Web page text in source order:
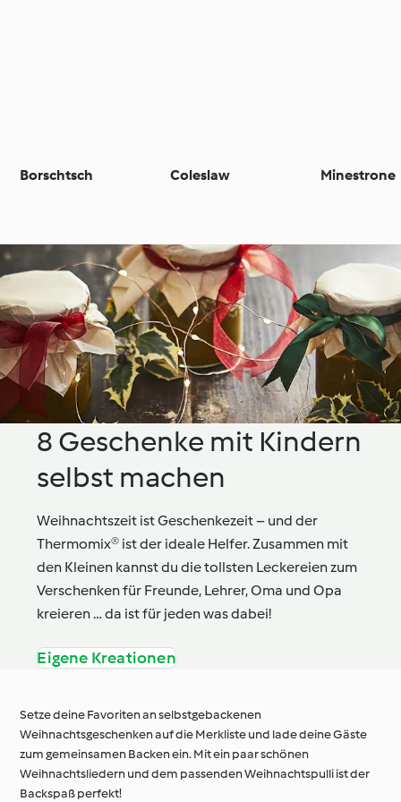
Borschtsch Coleslaw Minestrone
8 Geschenke mit Kindern
selbst machen
Weihnachtszeit ist Geschenkezeit – und der
Thermomix® ist der ideale Helfer. Zusammen mit
den Kleinen kannst du die tollsten Leckereien zum
Verschenken für Freunde, Lehrer, Oma und Opa
kreieren … da ist für jeden was dabei!
Eigene Kreationen
Setze deine Favoriten an selbstgebackenen
Weihnachtsgeschenken auf die Merkliste und lade deine Gäste
zum gemeinsamen Backen ein. Mit ein paar schönen
Weihnachtsliedern und dem passenden Weihnachtspulli ist der
Backspaß perfekt!